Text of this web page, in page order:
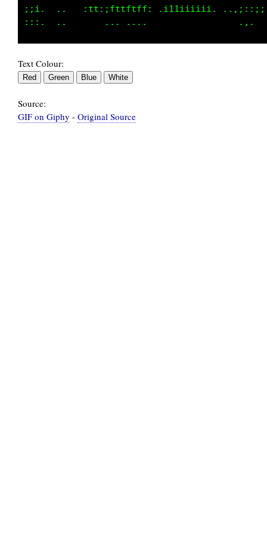
Text Colour:
Source:
GIF on Giphy - Original Source